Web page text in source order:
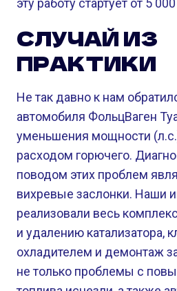
эту работу стартует от 5
СЛУЧАЙ ИЗ
ПРАКТИКИ
Не так давно к нам
автомобиля ФольцВаген
уменьшения мощности
расходом горючего.
поводом этих проблем
вихревые заслонки. Наши
реализовали весь
и удалению катализатора,
охладителем и демонтаж
не только проблемы с